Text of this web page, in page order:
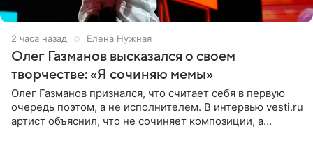
2 часа назад Елена Нужная
Олег Газманов высказался о своем
творчестве: «Я сочиняю мемы»
Олег Газманов признался, что считает себя в первую
очередь поэтом, а не исполнителем. В интервью vesti.ru
артист объяснил, что не сочиняет композиции, а